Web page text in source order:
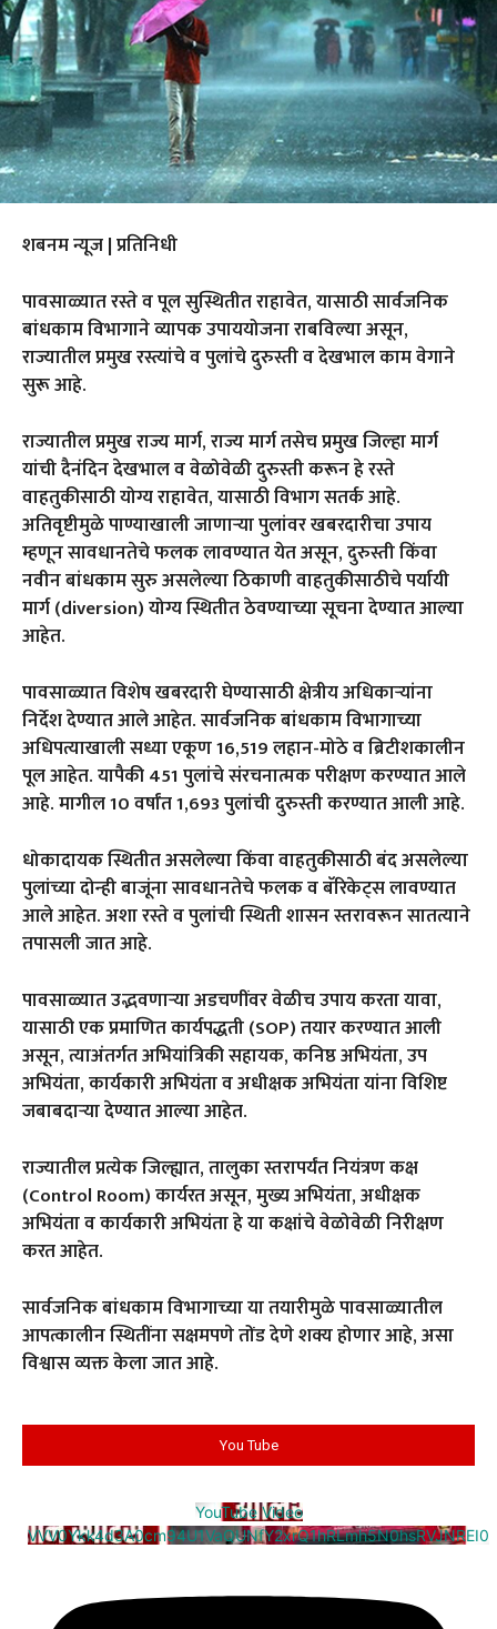
शबनम न्यूज | प्रतिनिधी
पावसाळ्यात रस्ते व पूल सुस्थितीत राहावेत, यासाठी सार्वजनिक
बांधकाम विभागाने व्यापक उपाययोजना राबविल्या असून,
राज्यातील प्रमुख रस्त्यांचे व पुलांचे दुरुस्ती व देखभाल काम वेगाने
सुरू आहे.
राज्यातील प्रमुख राज्य मार्ग, राज्य मार्ग तसेच प्रमुख जिल्हा मार्ग
यांची दैनंदिन देखभाल व वेळोवेळी दुरुस्ती करून हे रस्ते
वाहतुकीसाठी योग्य राहावेत, यासाठी विभाग सतर्क आहे.
अतिवृष्टीमुळे पाण्याखाली जाणाऱ्या पुलांवर खबरदारीचा उपाय
म्हणून सावधानतेचे फलक लावण्यात येत असून, दुरुस्ती किंवा
नवीन बांधकाम सुरु असलेल्या ठिकाणी वाहतुकीसाठीचे पर्यायी
मार्ग (diversion) योग्य स्थितीत ठेवण्याच्या सूचना देण्यात आल्या
आहेत.
पावसाळ्यात विशेष खबरदारी घेण्यासाठी क्षेत्रीय अधिकाऱ्यांना
निर्देश देण्यात आले आहेत. सार्वजनिक बांधकाम विभागाच्या
अधिपत्याखाली सध्या एकूण 16,519 लहान-मोठे व ब्रिटीशकालीन
पूल आहेत. यापैकी 451 पुलांचे संरचनात्मक परीक्षण करण्यात आले
आहे. मागील 10 वर्षांत 1,693 पुलांची दुरुस्ती करण्यात आली आहे.
धोकादायक स्थितीत असलेल्या किंवा वाहतुकीसाठी बंद असलेल्या
पुलांच्या दोन्ही बाजूंना सावधानतेचे फलक व बॅरिकेट्स लावण्यात
आले आहेत. अशा रस्ते व पुलांची स्थिती शासन स्तरावरून सातत्याने
तपासली जात आहे.
पावसाळ्यात उद्भवणाऱ्या अडचणींवर वेळीच उपाय करता यावा,
यासाठी एक प्रमाणित कार्यपद्धती (SOP) तयार करण्यात आली
असून, त्याअंतर्गत अभियांत्रिकी सहायक, कनिष्ठ अभियंता, उप
अभियंता, कार्यकारी अभियंता व अधीक्षक अभियंता यांना विशिष्ट
जबाबदाऱ्या देण्यात आल्या आहेत.
राज्यातील प्रत्येक जिल्ह्यात, तालुका स्तरापर्यंत नियंत्रण कक्ष
(Control Room) कार्यरत असून, मुख्य अभियंता, अधीक्षक
अभियंता व कार्यकारी अभियंता हे या कक्षांचे वेळोवेळी निरीक्षण
करत आहेत.
सार्वजनिक बांधकाम विभागाच्या या तयारीमुळे पावसाळ्यातील
आपत्कालीन स्थितींना सक्षमपणे तोंड देणे शक्य होणार आहे, असा
विश्वास व्यक्त केला जात आहे.
You Tube
YouTube Video
VVV0Ykk4d3A0cm94U1VaQUNfY2xrQ1hRLmh5N0hsRVJNREI0